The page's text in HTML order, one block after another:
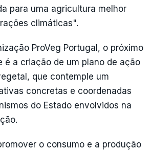
para uma agricultura melhor
climáticas".
ProVeg Portugal, o próximo
é a criação de um plano de ação
que contemple um
concretas e coordenadas
do Estado envolvidos na
o consumo e a produção